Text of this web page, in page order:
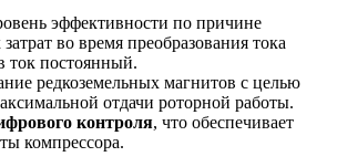
эффективности по причине
во время преобразования тока
ток постоянный.
редкоземельных магнитов с целью
отдачи роторной работы.
контроля, что обеспечивает
компрессора.